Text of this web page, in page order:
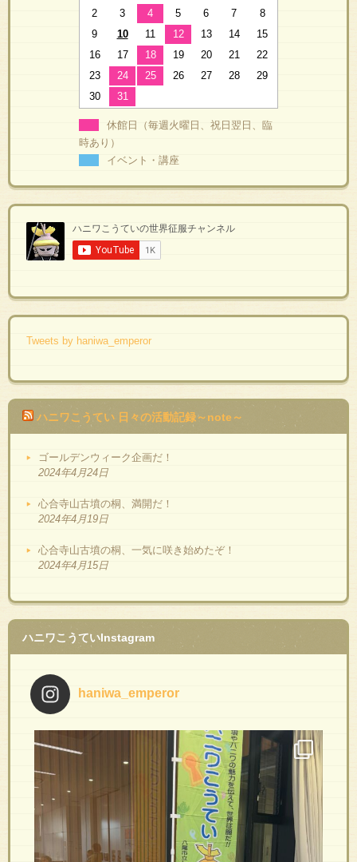
2
3 4 5 6 7
8
9
10 11 12 13 14
15
16
17 18 19 20 21
22
23
24 25 26 27 28
29
30
31
休館日（毎週火曜日、祝日翌日、臨
時あり）
イベント・講座
Tweets by haniwa_emperor
ハニワこうてい 日々の活動記録～note～
ゴールデンウィーク企画だ！
2024年4月24日
心合寺山古墳の桐、満開だ！
2024年4月19日
心合寺山古墳の桐、一気に咲き始めたぞ！
2024年4月15日
ハニワこうていInstagram
haniwa_emperor